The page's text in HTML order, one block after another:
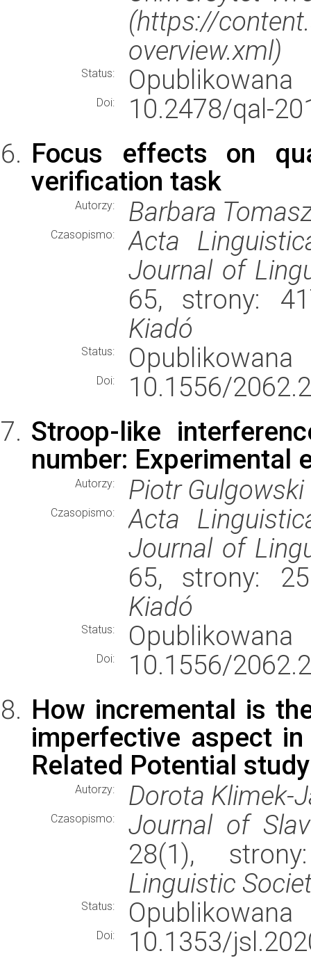
(https://
overview.xml)
Status: Opublikowana
Doi:
10.2478/qal-
Focus effects on
verification task
Autorzy: Barbara
Czasopismo:
Acta
Journal of
65, strony:
Kiadó
Status: Opublikowana
Doi:
10.1556/
Stroop-like
number: Experimental
Autorzy: Piotr Gulgowski
Czasopismo:
Acta
Journal of
65, strony:
Kiadó
Status: Opublikowana
Doi:
10.1556/
How incremental is
imperfective aspect
Related Potential study
Autorzy: Dorota Klimek-
Czasopismo:
Journal of
28(1),
Linguistic
Status: Opublikowana
Doi:
10.1353/